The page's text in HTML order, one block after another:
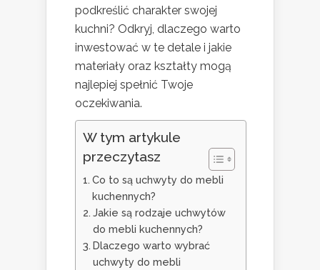
podkreślić charakter swojej
kuchni? Odkryj, dlaczego warto
inwestować w te detale i jakie
materiały oraz kształty mogą
najlepiej spełnić Twoje
oczekiwania.
W tym artykule
przeczytasz
Co to są uchwyty do mebli
kuchennych?
Jakie są rodzaje uchwytów
do mebli kuchennych?
Dlaczego warto wybrać
uchwyty do mebli